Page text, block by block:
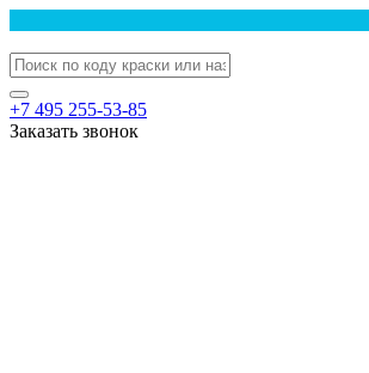
+7 495 255-53-85
Заказать звонок